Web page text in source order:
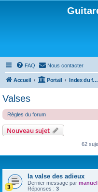
FAQ Nous contacter
Accueil Portail Index du forum
Valses
Règles du forum
Nouveau sujet
62
la valse des adieux
Dernier message par manuel
Réponses : 3